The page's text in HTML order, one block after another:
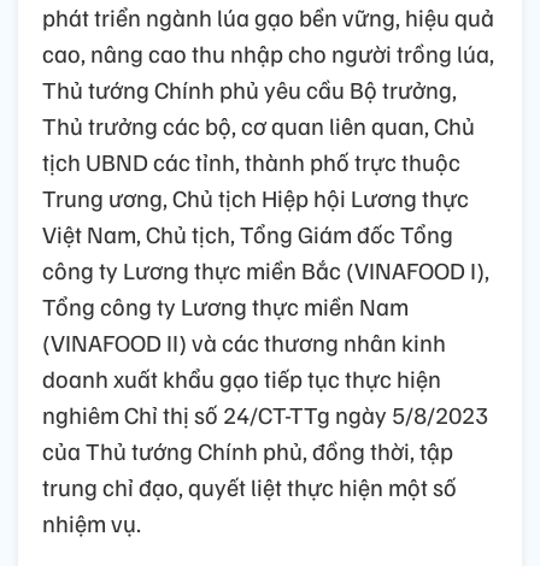
phát triển ngành lúa gạo bền vững, hiệu quả
cao, nâng cao thu nhập cho người trồng lúa,
Thủ tướng Chính phủ yêu cầu Bộ trưởng,
Thủ trưởng các bộ, cơ quan liên quan, Chủ
tịch UBND các tỉnh, thành phố trực thuộc
Trung ương, Chủ tịch Hiệp hội Lương thực
Việt Nam, Chủ tịch, Tổng Giám đốc Tổng
công ty Lương thực miền Bắc (VINAFOOD I),
Tổng công ty Lương thực miền Nam
(VINAFOOD II) và các thương nhân kinh
doanh xuất khẩu gạo tiếp tục thực hiện
nghiêm Chỉ thị số 24/CT-TTg ngày 5/8/2023
của Thủ tướng Chính phủ, đồng thời, tập
trung chỉ đạo, quyết liệt thực hiện một số
nhiệm vụ.